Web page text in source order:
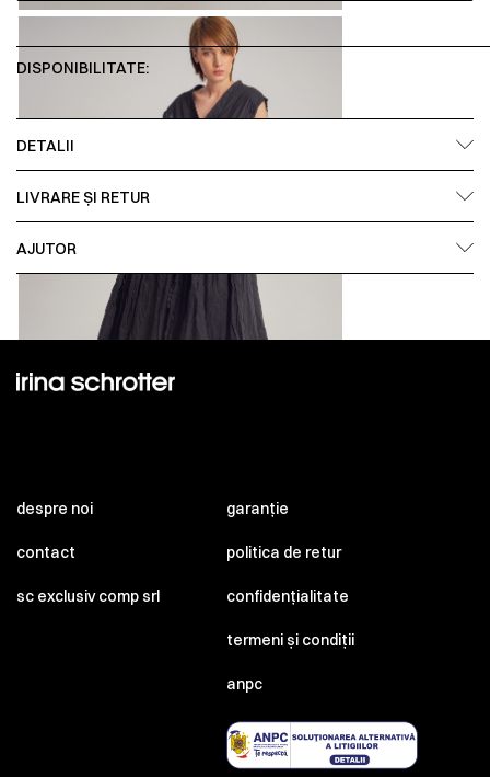
DISPONIBILITATE:
DETALII
LIVRARE ȘI RETUR
AJUTOR
despre noi
contact
sc exclusiv comp srl
garanție
politica de retur
confidențialitate
termeni și condiții
anpc